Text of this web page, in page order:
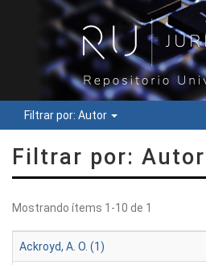
Filtrar por: Autor
Filtrar por: Autor
Mostrando ítems 1-10 de 1
Ackroyd, A. O. (1)